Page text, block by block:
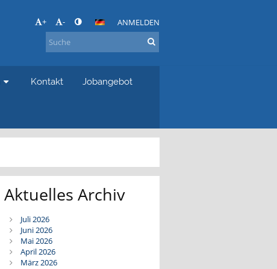
+ - ANMELDEN
Kontakt Jobangebot
Aktuelles Archiv
Juli 2026
Juni 2026
Mai 2026
April 2026
März 2026